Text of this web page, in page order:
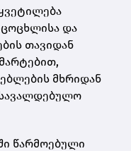
და
თავიდან
მხრიდან
წარმოებული